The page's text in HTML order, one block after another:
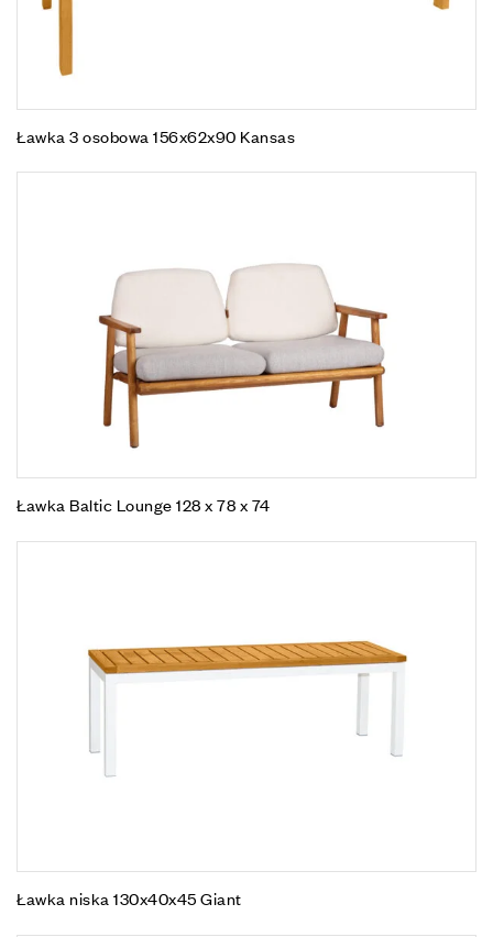
Ławka 3 osobowa 156x62x90 Kansas
Ławka Baltic Lounge 128 x 78 x 74
Ławka niska 130x40x45 Giant